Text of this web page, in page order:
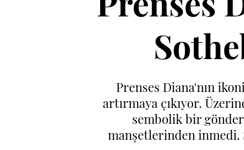
Prenses Diana'nın
artırmaya çıkıyor.
sembolik bir
manşetlerinden inmedi.